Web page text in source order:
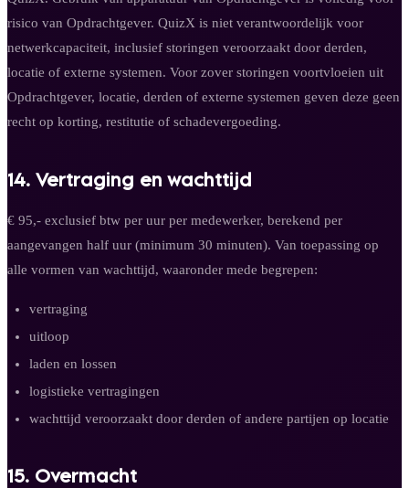
risico van Opdrachtgever. QuizX is niet verantwoordelijk voor
netwerkcapaciteit, inclusief storingen veroorzaakt door derden,
locatie of externe systemen. Voor zover storingen voortvloeien uit
Opdrachtgever, locatie, derden of externe systemen geven deze geen
recht op korting, restitutie of schadevergoeding.
14. Vertraging en wachttijd
€ 95,- exclusief btw per uur per medewerker, berekend per
aangevangen half uur (minimum 30 minuten). Van toepassing op
alle vormen van wachttijd, waaronder mede begrepen:
vertraging
uitloop
laden en lossen
logistieke vertragingen
wachttijd veroorzaakt door derden of andere partijen op locatie
15. Overmacht